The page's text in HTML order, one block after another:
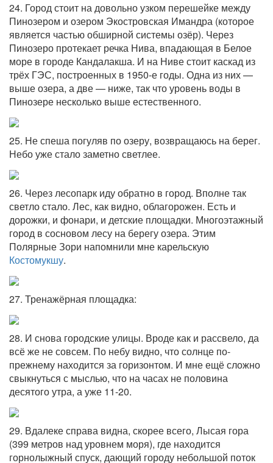
24. Город стоит на довольно узком перешейке между
Пинозером и озером Экостровская Имандра (которое
является частью обширной системы озёр). Через
Пинозеро протекает речка Нива, впадающая в Белое
море в городе Кандалакша. И на Ниве стоит каскад из
трёх ГЭС, построенных в 1950-е годы. Одна из них —
выше озера, а две — ниже, так что уровень воды в
Пинозере несколько выше естественного.
25. Не спеша погуляв по озеру, возвращаюсь на берег.
Небо уже стало заметно светлее.
26. Через лесопарк иду обратно в город. Вполне так
светло стало. Лес, как видно, облагорожен. Есть и
дорожки, и фонари, и детские площадки. Многоэтажный
город в сосновом лесу на берегу озера. Этим
Полярные Зори напомнили мне карельскую
Костомукшу.
27. Тренажёрная площадка:
28. И снова городские улицы. Вроде как и рассвело, да
всё же не совсем. По небу видно, что солнце по-
прежнему находится за горизонтом. И мне ещё сложно
свыкнуться с мыслью, что на часах не половина
десятого утра, а уже 11-20.
29. Вдалеке справа видна, скорее всего, Лысая гора
(399 метров над уровнем моря), где находится
горнолыжный спуск, дающий городу небольшой поток